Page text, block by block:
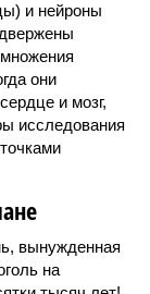
и нейроны
они
и мозг,
исследования
вынужденная
на